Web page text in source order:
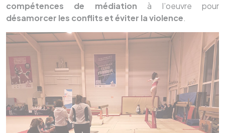
compétences de médiation à l’oeuvre pour
désamorcer les conflits et éviter la violence.